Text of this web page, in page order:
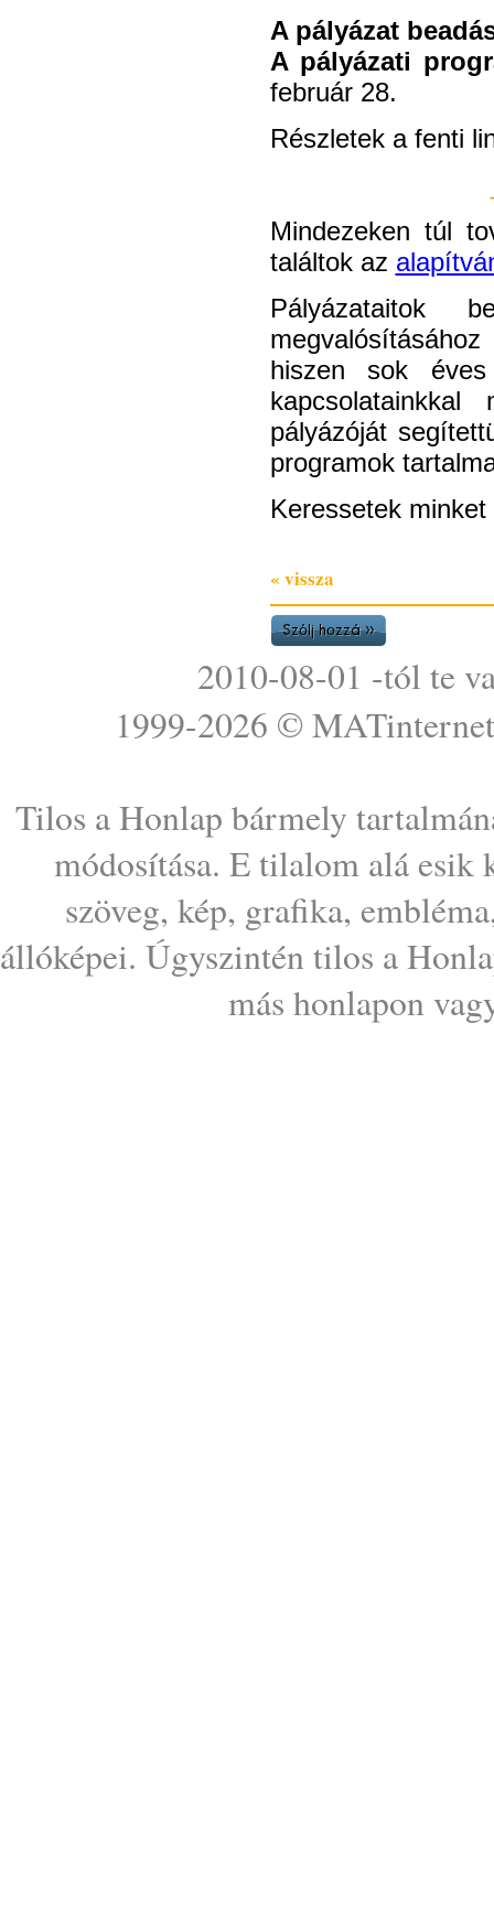
A pályázat
A pályázati
február 28.
Részletek a fenti
Mindezeken túl
találtok az
Pályázataitok
hiszen sok
pályázóját
programok
Keressetek
« vissza
2010-08-01 -tól te
1999-2026 © MATinternet
Tilos a Honlap bármely
módosítása. E tilalom alá esik
szöveg, kép, grafika,
állóképei. Úgyszintén tilos a
más honlapon